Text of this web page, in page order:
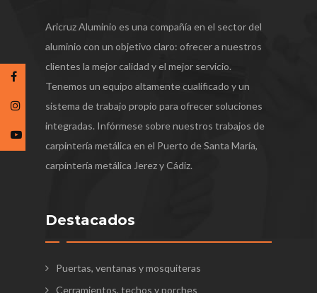
Aricruz Aluminio es una compañía en el sector del
aluminio con un objetivo claro: ofrecer a nuestros
clientes la mejor calidad y el mejor servicio.
Tenemos un equipo altamente cualificado y un
sistema de trabajo propio para ofrecer soluciones
integradas. Infórmese sobre nuestros trabajos de
carpintería metálica en el Puerto de Santa María,
carpintería metálica Jerez y Cádiz.
Destacados
Puertas, ventanas y mosquiteras
Cerramientos, techos y porches